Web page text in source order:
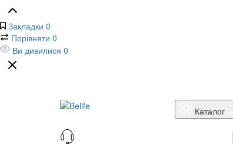
Закладки 0
Порівняти 0
Ви дивилися 0
Каталог